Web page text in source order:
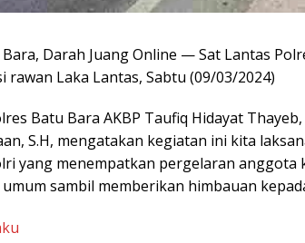
Darah Juang Online — Sat Lantas
rawan Laka Lantas, Sabtu (09/03/2024)
Batu Bara AKBP Taufiq Hidayat Thayeb,
S.H, mengatakan kegiatan ini kita
yang menempatkan pergelaran anggota
sambil memberikan himbauan